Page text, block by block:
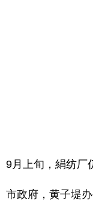
9月上旬，絹纺厂
市政府，黄子堤